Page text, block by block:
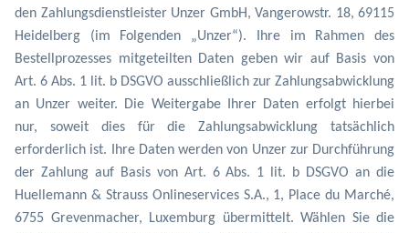
den Zahlungsdienstleister Unzer GmbH, Vangerowstr. 18, 69115
Heidelberg
(im Folgenden „Unzer“). Ihre im Rahmen des
Bestellprozesses mitgeteilten Daten geben wir auf Basis von
Art. 6 Abs. 1 lit. b DSGVO ausschließlich zur Zahlungsabwicklung
an Unzer weiter. Die Weitergabe Ihrer Daten erfolgt hierbei
nur, soweit dies für die Zahlungsabwicklung tatsächlich
erforderlich ist. Ihre Daten werden von Unzer zur Durchführung
der Zahlung auf Basis von Art. 6 Abs. 1 lit. b DSGVO an die
Huellemann & Strauss Onlineservices S.A., 1, Place du Marché,
6755 Grevenmacher, Luxemburg übermittelt. Wählen Sie die